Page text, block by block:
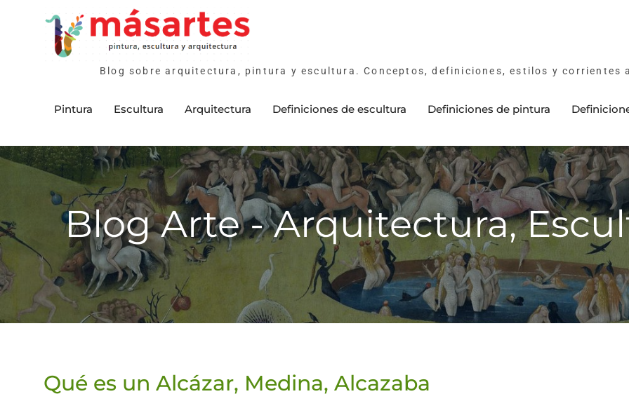
Blog sobre arquitectura, pintura y escultura. Conceptos, definiciones, estilos y corrientes
Pintura Escultura Arquitectura Definiciones de escultura Definiciones de pintura
Blog Arte - Arquitectura,
Qué es un Alcázar, Medina, Alcazaba